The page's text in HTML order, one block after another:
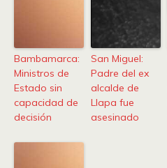
Bambamarca:
Ministros de
Estado sin
capacidad de
decisión
San Miguel:
Padre del ex
alcalde de
Llapa fue
asesinado